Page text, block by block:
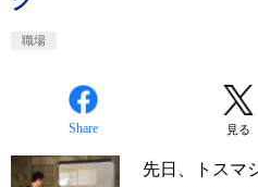
職場
Share 見る
先日、トスマ